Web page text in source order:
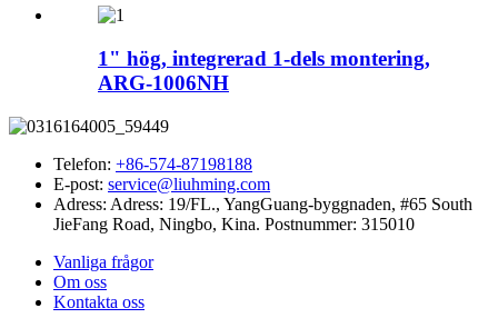
1" hög, integrerad 1-dels montering,
ARG-1006NH
Telefon: +86-574-87198188
E-post: service@liuhming.com
Adress: Adress: 19/FL., YangGuang-byggnaden, #65 South
JieFang Road, Ningbo, Kina. Postnummer: 315010
Vanliga frågor
Om oss
Kontakta oss